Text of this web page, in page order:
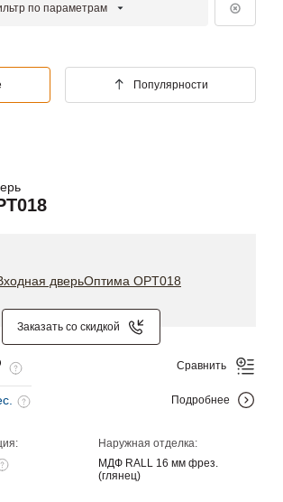
по параметрам
Популярности
Заказать со скидкой
Наружная отделка:
МДФ RALL 16 мм фрез.
(глянец)
Сравнить
Подробнее